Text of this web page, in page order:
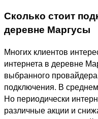
Сколько стоит
деревне Маргусы
Многих клиентов
интернета в деревне
выбранного
подключения. В
Но периодически
различные акции и